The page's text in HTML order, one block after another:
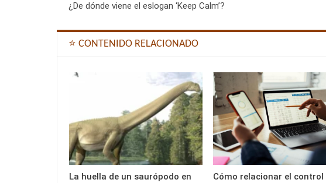
¿De dónde viene el eslogan ‘Keep Calm’?
⭐ CONTENIDO RELACIONADO
La huella de un saurópodo en
Cómo relacionar el control